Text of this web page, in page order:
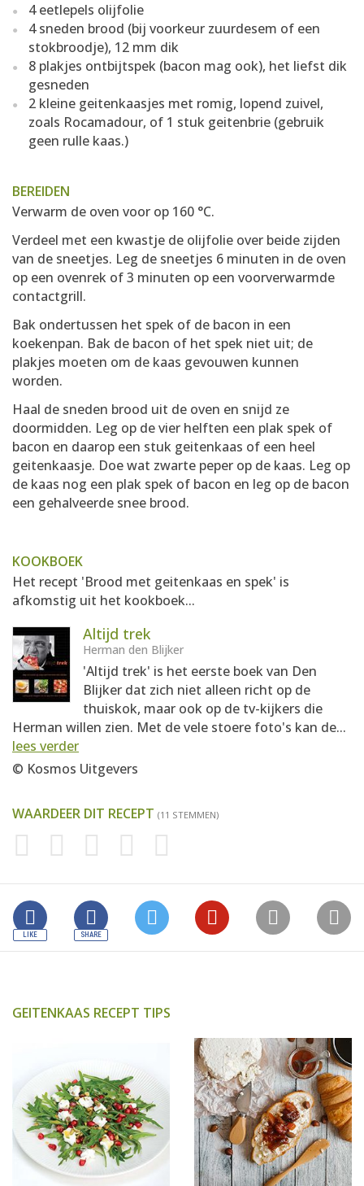
4 eetlepels olijfolie
4 sneden brood (bij voorkeur zuurdesem of een
stokbroodje), 12 mm dik
8 plakjes ontbijtspek (bacon mag ook), het liefst dik
gesneden
2 kleine geitenkaasjes met romig, lopend zuivel,
zoals Rocamadour, of 1 stuk geitenbrie (gebruik
geen rulle kaas.)
BEREIDEN
Verwarm de oven voor op 160 °C.
Verdeel met een kwastje de olijfolie over beide zijden
van de sneetjes. Leg de sneetjes 6 minuten in de oven
op een ovenrek of 3 minuten op een voorverwarmde
contactgrill.
Bak ondertussen het spek of de bacon in een
koekenpan. Bak de bacon of het spek niet uit; de
plakjes moeten om de kaas gevouwen kunnen
worden.
Haal de sneden brood uit de oven en snijd ze
doormidden. Leg op de vier helften een plak spek of
bacon en daarop een stuk geitenkaas of een heel
geitenkaasje. Doe wat zwarte peper op de kaas. Leg op
de kaas nog een plak spek of bacon en leg op de bacon
een gehalveerde snee brood.
KOOKBOEK
Het recept 'Brood met geitenkaas en spek' is
afkomstig uit het kookboek...
Altijd trek
Herman den Blijker
'Altijd trek' is het eerste boek van Den
Blijker dat zich niet alleen richt op de
thuiskok, maar ook op de tv-kijkers die
Herman willen zien. Met de vele stoere foto's kan de...
lees verder
© Kosmos Uitgevers
WAARDEER DIT RECEPT (11 STEMMEN)
GEITENKAAS RECEPT TIPS